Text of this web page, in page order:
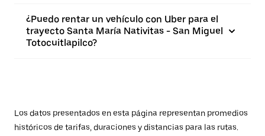
¿Puedo rentar un vehículo con Uber para el
trayecto Santa María Nativitas - San Miguel
Totocuitlapilco?
Los datos presentados en esta página representan promedios
históricos de tarifas, duraciones y distancias para las rutas.